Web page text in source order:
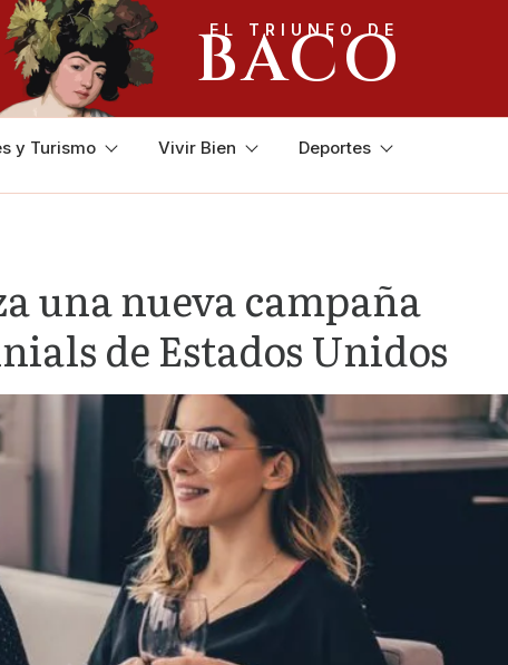
EL TRIUNFO DE
BACO
y Turismo Vivir Bien Deportes
una nueva campaña
de Estados Unidos